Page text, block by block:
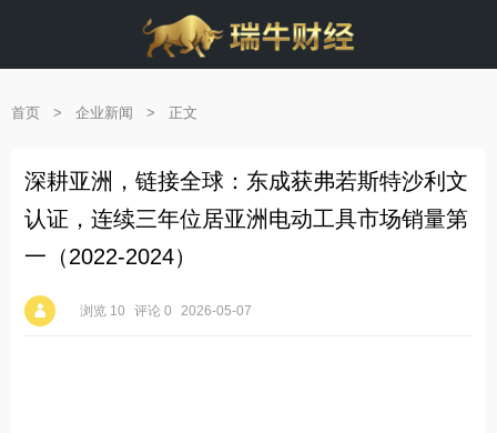
首页 > 企业新闻 > 正文
深耕亚洲，链接全球：东成获弗若斯特沙利文
认证，连续三年位居亚洲电动工具市场销量第
一（2022-2024）
浏览 10 评论 0 2026-05-07